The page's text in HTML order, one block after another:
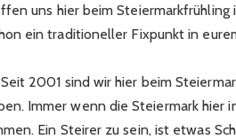
uns hier beim Steiermarkfrühling
ein traditioneller Fixpunkt in
Seit 2001 sind wir hier beim
Immer wenn die Steiermark hier
Ein Steirer zu sein, ist etwas